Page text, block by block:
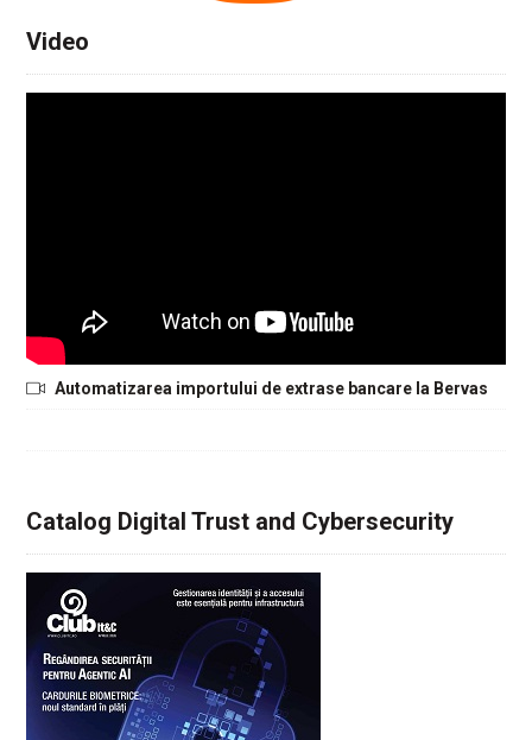
Video
Automatizarea importului de extrase bancare la Bervas
Catalog Digital Trust and Cybersecurity